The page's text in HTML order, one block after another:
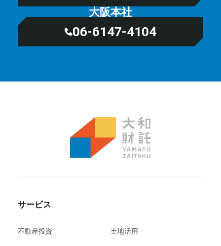
大阪本社
06-6147-4104
サービス
不動産投資
⼟地活⽤